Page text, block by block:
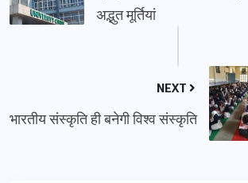
अद्भुत मूर्तियां
NEXT
भारतीय संस्कृति ही बनेगी विश्व संस्कृति